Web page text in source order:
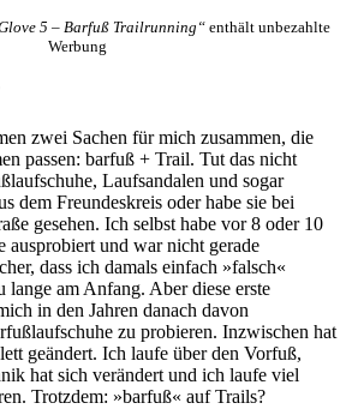
5 – Barfuß Trailrunning“ enthält unbezahlte
Werbung
zwei Sachen für mich zusammen, die
passen: barfuß + Trail. Tut das nicht
Laufsandalen und sogar
dem Freundeskreis oder habe sie bei
gesehen. Ich selbst habe vor 8 oder 10
ausprobiert und war nicht gerade
dass ich damals einfach »falsch«
lange am Anfang. Aber diese erste
in den Jahren danach davon
zu probieren. Inzwischen hat
geändert. Ich laufe über den Vorfuß,
hat sich verändert und ich laufe viel
Trotzdem: »barfuß« auf Trails?